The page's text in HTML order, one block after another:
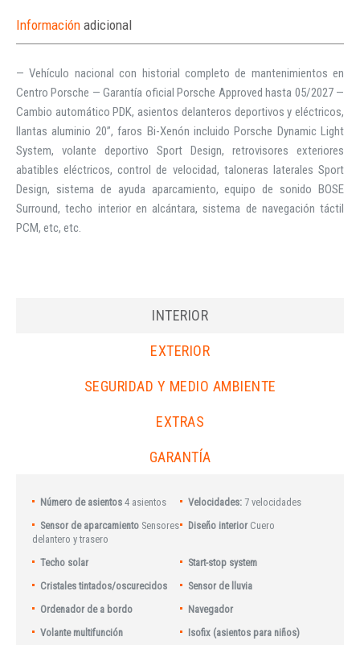
Información adicional
— Vehículo nacional con historial completo de mantenimientos en
Centro Porsche — Garantía oficial Porsche Approved hasta 05/2027 —
Cambio automático PDK, asientos delanteros deportivos y eléctricos,
llantas aluminio 20”, faros Bi-Xenón incluido Porsche Dynamic Light
System, volante deportivo Sport Design, retrovisores exteriores
abatibles eléctricos, control de velocidad, taloneras laterales Sport
Design, sistema de ayuda aparcamiento, equipo de sonido BOSE
Surround, techo interior en alcántara, sistema de navegación táctil
PCM, etc, etc.
INTERIOR
EXTERIOR
SEGURIDAD Y MEDIO AMBIENTE
EXTRAS
GARANTÍA
Número de asientos 4 asientos Velocidades: 7 velocidades
Sensor de aparcamiento Sensores
delantero y trasero
Diseño interior Cuero
Techo solar
Start-stop system
Cristales tintados/oscurecidos
Sensor de lluvia
Ordenador de a bordo
Navegador
Volante multifunción
Isofix (asientos para niños)